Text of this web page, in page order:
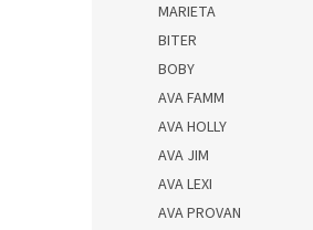
MARIETA
BITER
BOBY
AVA FAMM
AVA HOLLY
AVA JIM
AVA LEXI
AVA PROVAN